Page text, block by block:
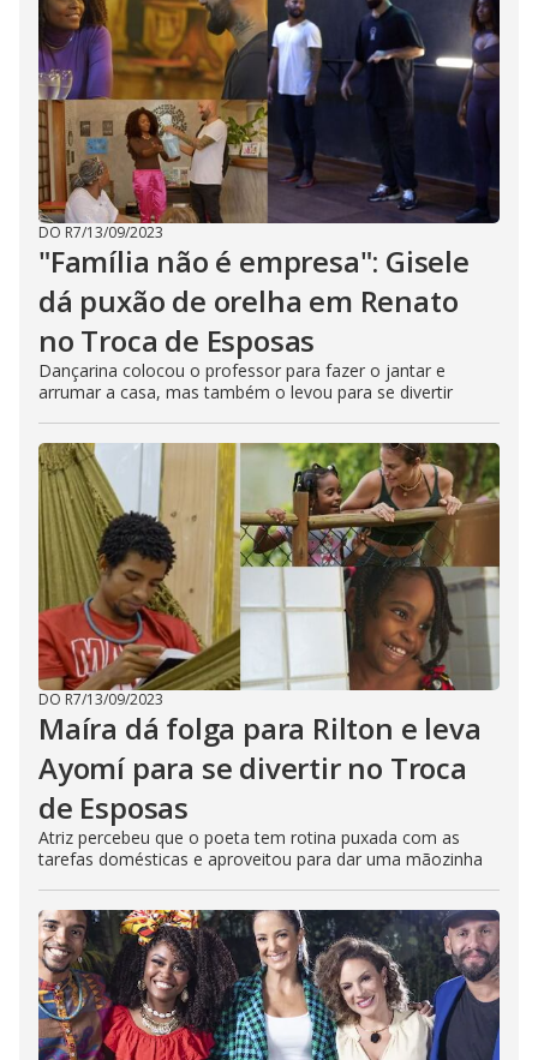
DO R7/13/09/2023
"Família não é empresa": Gisele
dá puxão de orelha em Renato
no Troca de Esposas
Dançarina colocou o professor para fazer o jantar e
arrumar a casa, mas também o levou para se divertir
DO R7/13/09/2023
Maíra dá folga para Rilton e leva
Ayomí para se divertir no Troca
de Esposas
Atriz percebeu que o poeta tem rotina puxada com as
tarefas domésticas e aproveitou para dar uma mãozinha